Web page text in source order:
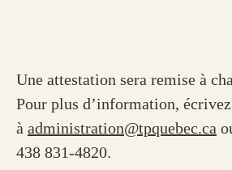
Une attestation sera remise à
Pour plus d’information, écrivez
à administration@tpquebec.ca
438 831-4820.